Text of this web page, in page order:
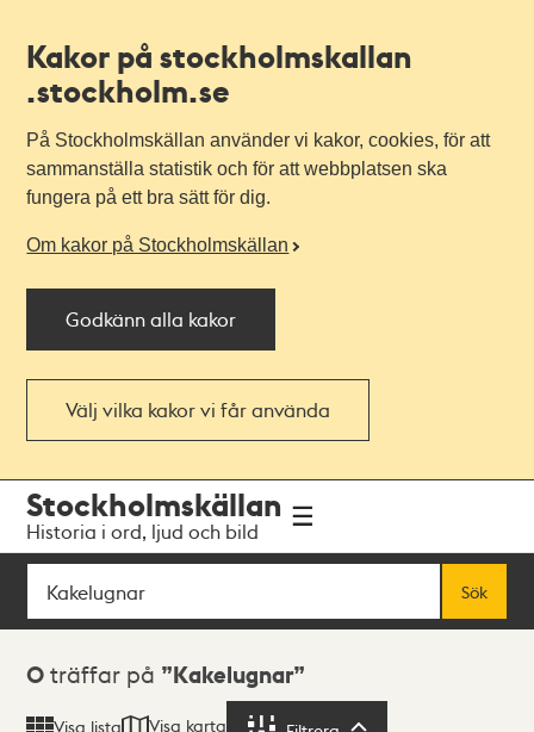
Kakor på stockholmskallan
.stockholm.se
På Stockholmskällan använder vi kakor, cookies, för att
sammanställa statistik och för att webbplatsen ska
fungera på ett bra sätt för dig.
Om kakor på Stockholmskällan
Godkänn alla kakor
Välj vilka kakor vi får använda
navigationen
huvudinnehållet
Stockholmskällan
Historia i ord, ljud och bild
Sök
Sök
Sökresultat
0 träffar på Kakelugnar
Visa lista Visa karta